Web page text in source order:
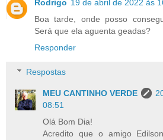
Rodrigo 19 de abril de 2022 às
Boa tarde, onde posso
Será que ela aguenta geadas?
Responder
Respostas
MEU CANTINHO VERDE
08:51
Olá Bom Dia!
Acredito que o amigo